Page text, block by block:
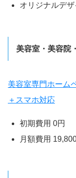
オリジナルデザ
美容室・美容院
美容室専門ホーム
＋スマホ対応
初期費用 0円
月額費用